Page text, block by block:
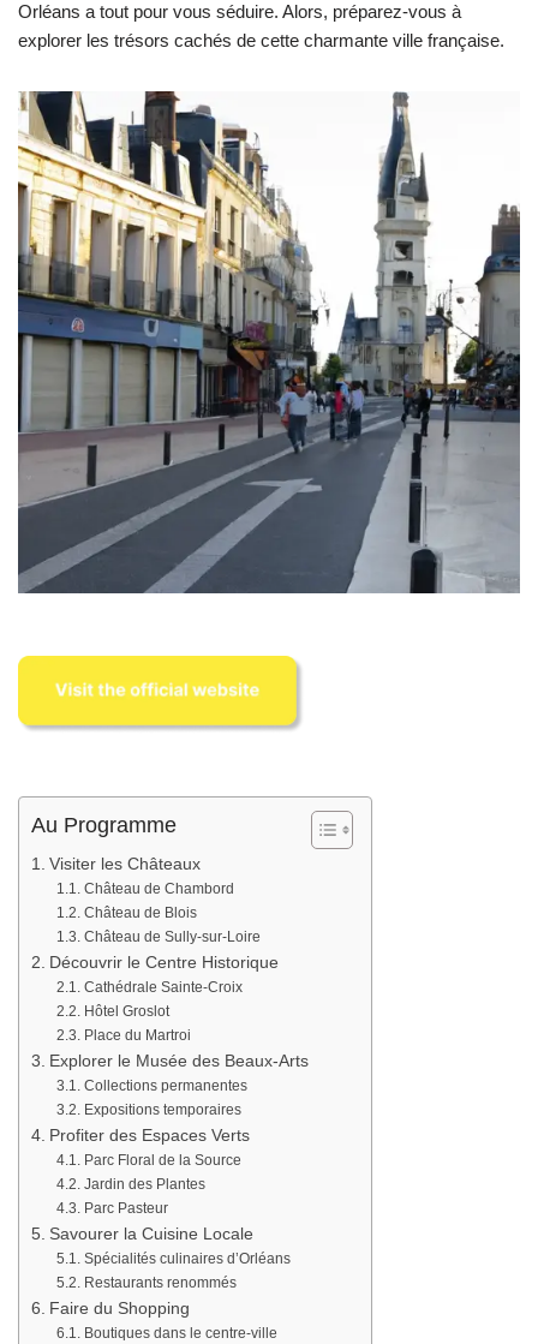
Orléans a tout pour vous séduire. Alors, préparez-vous à
explorer les trésors cachés de cette charmante ville française.
Au Programme
Visiter les Châteaux
Château de Chambord
Château de Blois
Château de Sully-sur-Loire
Découvrir le Centre Historique
Cathédrale Sainte-Croix
Hôtel Groslot
Place du Martroi
Explorer le Musée des Beaux-Arts
Collections permanentes
Expositions temporaires
Profiter des Espaces Verts
Parc Floral de la Source
Jardin des Plantes
Parc Pasteur
Savourer la Cuisine Locale
Spécialités culinaires d’Orléans
Restaurants renommés
Faire du Shopping
Boutiques dans le centre-ville